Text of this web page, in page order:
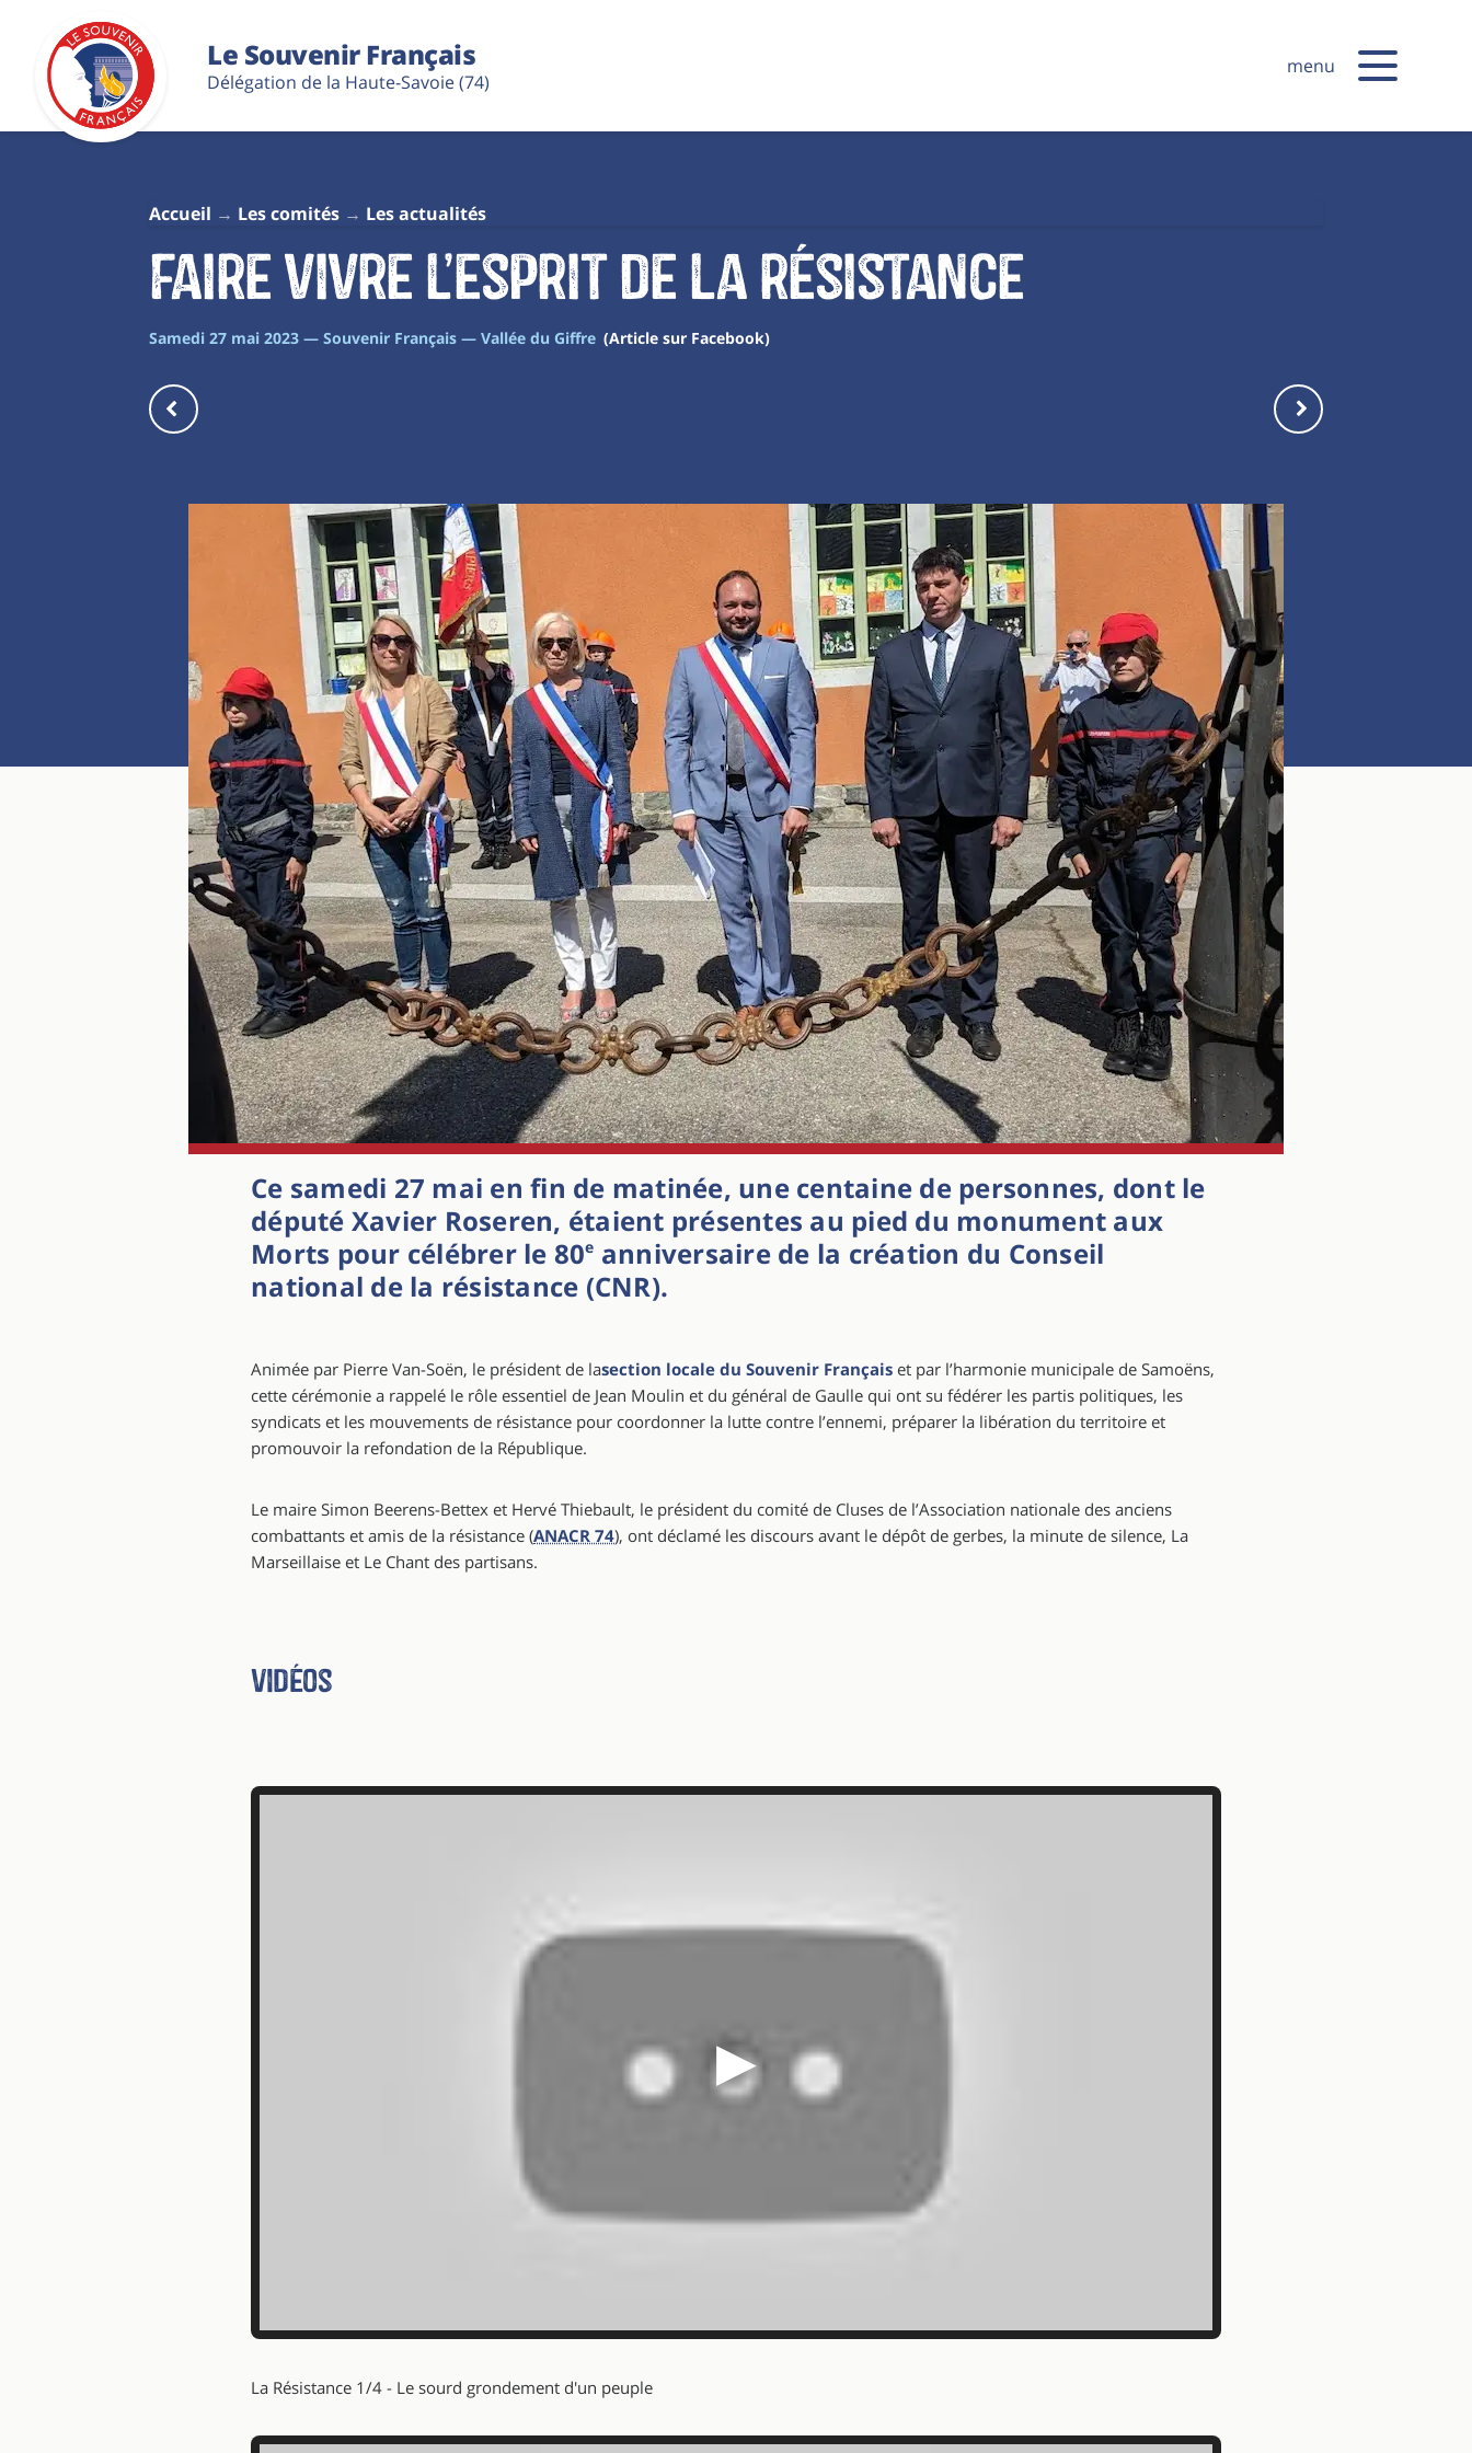
Le Souvenir Français
Délégation de la Haute-Savoie (74)
menu
Accueil Les comités Les actualités
Faire vivre l’esprit de la résistance
Samedi 27 mai 2023 — Souvenir Français — Vallée du Giffre (Article sur Facebook)
Ce samedi 27 mai en fin de matinée, une centaine de personnes, dont le
député Xavier Roseren, étaient présentes au pied du monument aux
Morts pour célébrer le 80e anniversaire de la création du Conseil
national de la résistance (CNR).
Animée par Pierre Van-Soën, le président de lasection locale du Souvenir Français et par l’harmonie municipale de Samoëns,
cette cérémonie a rappelé le rôle essentiel de Jean Moulin et du général de Gaulle qui ont su fédérer les partis politiques, les
syndicats et les mouvements de résistance pour coordonner la lutte contre l’ennemi, préparer la libération du territoire et
promouvoir la refondation de la République.
Le maire Simon Beerens-Bettex et Hervé Thiebault, le président du comité de Cluses de l’Association nationale des anciens
combattants et amis de la résistance (ANACR 74), ont déclamé les discours avant le dépôt de gerbes, la minute de silence, La
Marseillaise et Le Chant des partisans.
Vidéos
▶
La Résistance 1/4 - Le sourd grondement d'un peuple